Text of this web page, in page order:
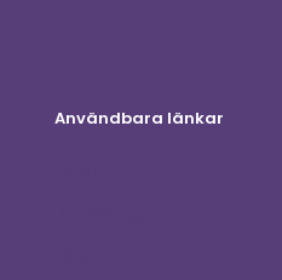
Användbara länkar